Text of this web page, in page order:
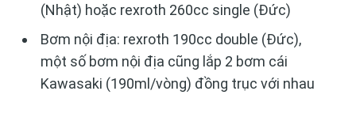
(Nhật) hoặc rexroth 260cc single (Đức)
Bơm nội địa: rexroth 190cc double (Đức),
một số bơm nội địa cũng lắp 2 bơm cái
Kawasaki (190ml/vòng) đồng trục với nhau